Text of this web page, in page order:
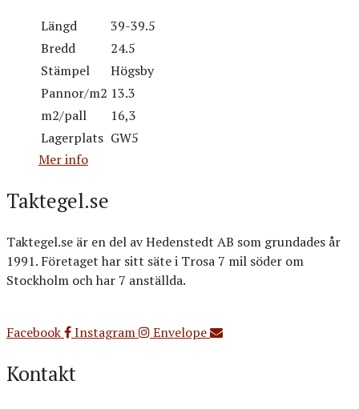
Längd
39-39.5
Bredd
24.5
Stämpel
Högsby
Pannor/m2 13.3
m2/pall
16,3
Lagerplats GW5
Mer info
Taktegel.se
Taktegel.se är en del av Hedenstedt AB som grundades år
1991. Företaget har sitt säte i Trosa 7 mil söder om
Stockholm och har 7 anställda.
Facebook
Instagram Envelope
Kontakt